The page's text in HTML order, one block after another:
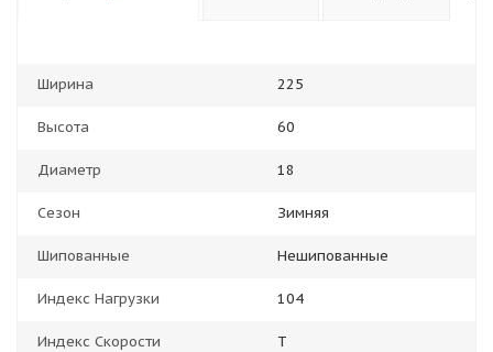
Ширина 225
Высота 60
Диаметр 18
Сезон Зимняя
Шипованные Нешипованные
Индекс Нагрузки 104
Индекс Скорости T